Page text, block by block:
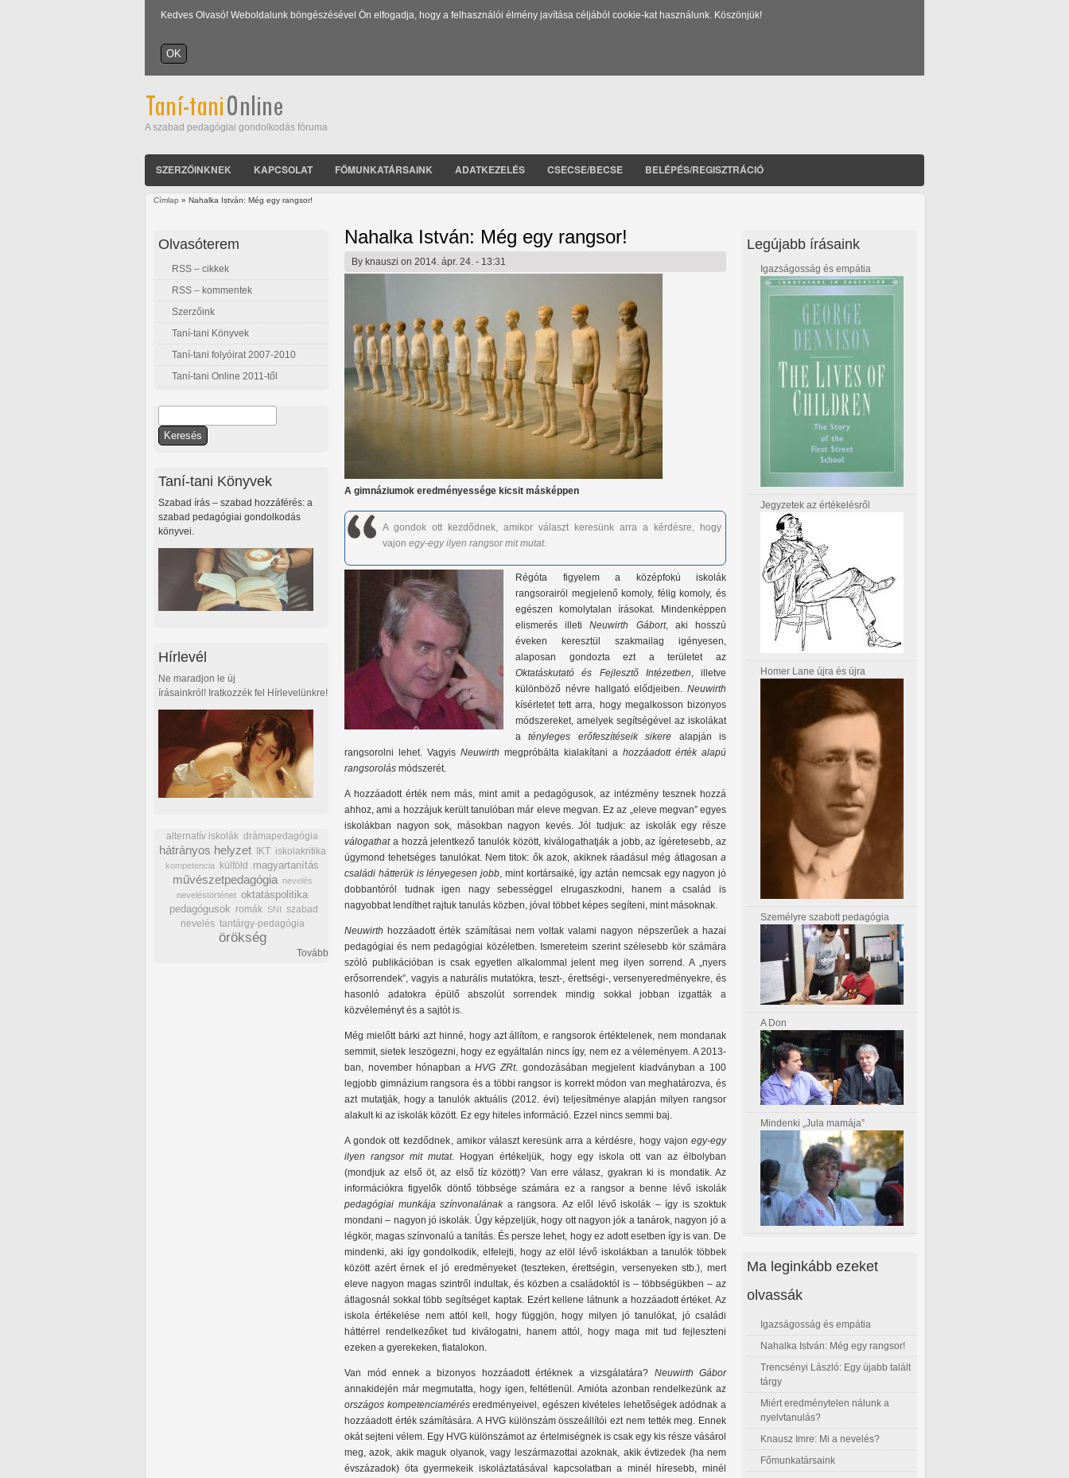
Kedves Olvasó! Weboldalunk böngészésével Ön elfogadja, hogy a felhasználói élmény javítása céljából cookie-kat használunk. Köszönjük!
A szabad pedagógiai gondolkodás fóruma
SZERZŐINKNEK KAPCSOLAT FŐMUNKATÁRSAINK ADATKEZELÉS CSECSE/BECSE BELÉPÉS/REGISZTRÁCIÓ
Címlap » Nahalka István: Még egy rangsor!
Nahalka István: Még egy rangsor!
By knauszi on 2014. ápr. 24. - 13:31
A gimnáziumok eredményessége kicsit másképpen
A gondok ott kezdődnek, amikor választ keresünk arra a kérdésre, hogy
vajon egy-egy ilyen rangsor mit mutat.
Régóta figyelem a középfokú iskolák
rangsorairól megjelenő komoly, félig komoly, és
egészen komolytalan írásokat. Mindenképpen
elismerés illetiNeuwirth Gábort, aki hosszú
éveken keresztül szakmailag igényesen,
alaposan gondozta ezt a területet az
Oktatáskutató és Fejlesztő Intézetben, illetve
különböző névre hallgató elődjeiben. Neuwirth
kísérletet tett arra, hogy megalkosson bizonyos
módszereket, amelyek segítségével az iskolákat
atényleges erőfeszítéseik sikere alapján is
rangsorolni lehet. Vagyis Neuwirth megpróbálta kialakítani a hozzáadott érték alapú
rangsorolás módszerét.
A hozzáadott érték nem más, mint amit a pedagógusok, az intézmény tesznek hozzá
ahhoz, ami a hozzájuk került tanulóban már eleve megvan. Ez az „eleve megvan” egyes
iskolákban nagyon sok, másokban nagyon kevés. Jól tudjuk: az iskolák egy része
válogathata hozzá jelentkező tanulók között, kiválogathatják a jobb, az ígéretesebb, az
úgymond tehetséges tanulókat. Nem titok: ők azok, akiknek ráadásul még átlagosan a
családi hátterük is lényegesen jobb, mint kortársaiké, így aztán nemcsak egy nagyon jó
dobbantóról tudnak igen nagy sebességgel elrugaszkodni, hanem a család is
nagyobbat lendíthet rajtuk tanulás közben, jóval többet képes segíteni, mint másoknak.
Neuwirth hozzáadott érték számításai nem voltak valami nagyon népszerűek a hazai
pedagógiai és nem pedagógiai közéletben. Ismereteim szerint szélesebb kör számára
szóló publikációban is csak egyetlen alkalommal jelent meg ilyen sorrend. A „nyers
erősorrendek”, vagyis a naturális mutatókra, teszt-, érettségi-, versenyeredményekre, és
hasonló adatokra épülő abszolút sorrendek mindig sokkal jobban izgatták a
közvéleményt és a sajtót is.
Még mielőtt bárki azt hinné, hogy azt állítom, e rangsorok értéktelenek, nem mondanak
semmit, sietek leszögezni, hogy ez egyáltalán nincs így, nem ez a véleményem. A 2013-
ban, november hónapban aHVG ZRt. gondozásában megjelent kiadványban a 100
legjobb gimnázium rangsora és a többi rangsor is korrekt módon van meghatározva, és
azt mutatják, hogy a tanulók aktuális (2012. évi) teljesítménye alapján milyen rangsor
alakult ki az iskolák között. Ez egy hiteles információ. Ezzel nincs semmi baj.
A gondok ott kezdődnek, amikor választ keresünk arra a kérdésre, hogy vajon egy-egy
ilyen rangsor mit mutat. Hogyan értékeljük, hogy egy iskola ott van az élbolyban
(mondjuk az első öt, az első tíz között)? Van erre válasz, gyakran ki is mondatik. Az
információkra figyelők döntő többsége számára ez a rangsor a benne lévő iskolák
pedagógiai munkája színvonalánaka rangsora. Az elől lévő iskolák – így is szoktuk
mondani – nagyon jó iskolák. Úgy képzeljük, hogy ott nagyon jók a tanárok, nagyon jó a
légkör, magas színvonalú a tanítás. És persze lehet, hogy ez adott esetben így is van. De
mindenki, aki így gondolkodik, elfelejti, hogy az elöl lévő iskolákban a tanulók többek
között azért érnek el jó eredményeket (teszteken, érettségin, versenyeken stb.), mert
eleve nagyon magas szintről indultak, és közben a családoktól is – többségükben – az
átlagosnál sokkal több segítséget kaptak. Ezért kellene látnunk a hozzáadott értéket. Az
iskola értékelése nem attól kell, hogy függjön, hogy milyen jó tanulókat, jó családi
háttérrel rendelkezőket tud kiválogatni, hanem attól, hogy maga mit tud fejleszteni
ezeken a gyerekeken, fiatalokon.
Van mód ennek a bizonyos hozzáadott értéknek a vizsgálatára? Neuwirth Gábor
annakidején már megmutatta, hogy igen, feltétlenül. Amióta azonban rendelkezünk az
országos kompetenciaméréseredményeivel, egészen kivételes lehetőségek adódnak a
hozzáadott érték számítására. A HVG különszám összeállítói ezt nem tették meg. Ennek
okát sejteni vélem. Egy HVG különszámot az értelmiségnek is csak egy kis része vásárol
meg, azok, akik maguk olyanok, vagy leszármazottai azoknak, akik évtizedek (ha nem
évszázadok) óta gyermekeik iskoláztatásával kapcsolatban a minél híresebb, minél
Olvasóterem
RSS – cikkek
RSS – kommentek
Szerzőink
Taní-tani Könyvek
Taní-tani folyóirat 2007-2010
Taní-tani Online 2011-től
Keresés űrlap
Taní-tani Könyvek
Szabad írás – szabad hozzáférés: a
szabad pedagógiai gondolkodás
könyvei.
Hírlevél
Ne maradjon le új
írásainkról! Iratkozzék fel Hírlevelünkre!
alternatív iskolák drámapedagógia
hátrányos helyzet IKT iskolakritika
kompetencia külföld magyartanítás
művészetpedagógia
nevelés
neveléstörténet oktatáspolitika
pedagógusok romák SNI szabad
nevelés tantárgy-pedagógia
örökség
Tovább
Legújabb írásaink
Igazságosság és empátia
Jegyzetek az értékelésről
Homer Lane újra és újra
Személyre szabott pedagógia
A Don
Mindenki „Jula mamája”
Ma leginkább ezeket
olvassák
Igazságosság és empátia
Nahalka István: Még egy rangsor!
Trencsényi László: Egy újabb talált
tárgy
Miért eredménytelen nálunk a
nyelvtanulás?
Knausz Imre: Mi a nevelés?
Főmunkatársaink